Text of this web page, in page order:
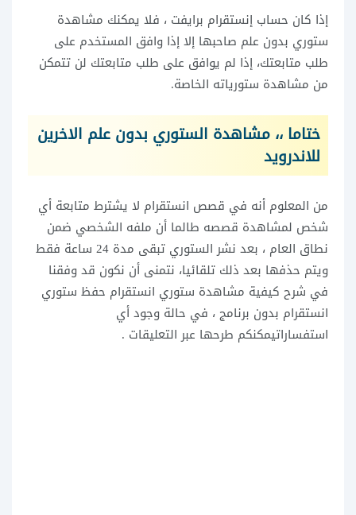
إذا كان حساب إنستقرام برايفت ، فلا يمكنك مشاهدة
ستوري بدون علم صاحبها إلا إذا وافق المستخدم على
طلب متابعتك، إذا لم يوافق على طلب متابعتك لن تتمكن
من مشاهدة ستورياته الخاصة.
ختاما ،، مشاهدة الستوري بدون علم الاخرين
للاندرويد
من المعلوم أنه في قصص انستقرام لا يشترط متابعة أي
شخص لمشاهدة قصصه طالما أن ملفه الشخصي ضمن
نطاق العام ، بعد نشر الستوري تبقى مدة 24 ساعة فقط
ويتم حذفها بعد ذلك تلقائيا، نتمنى أن نكون قد وفقنا
في شرح كيفية مشاهدة ستوري انستقرام حفظ ستوري
انستقرام بدون برنامج ، في حالة وجود أي
استفساراتيمكنكم طرحها عبر التعليقات .